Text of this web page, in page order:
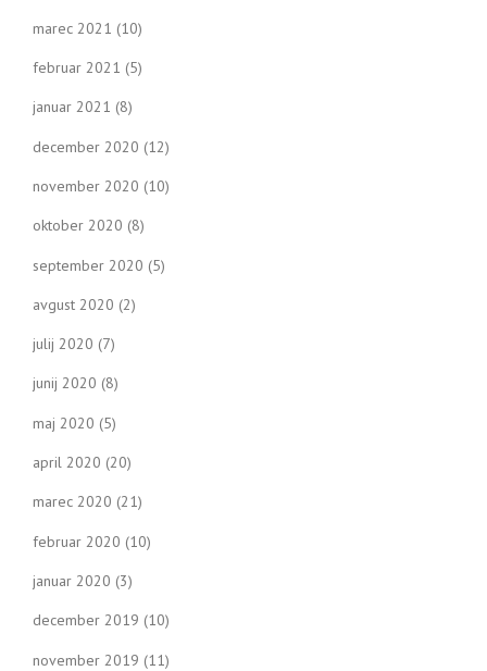
marec 2021 (10)
februar 2021 (5)
januar 2021 (8)
december 2020 (12)
november 2020 (10)
oktober 2020 (8)
september 2020 (5)
avgust 2020 (2)
julij 2020 (7)
junij 2020 (8)
maj 2020 (5)
april 2020 (20)
marec 2020 (21)
februar 2020 (10)
januar 2020 (3)
december 2019 (10)
november 2019 (11)